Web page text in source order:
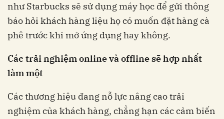
như Starbucks sẽ sử dụng máy học để gửi thông
báo hỏi khách hàng liệu họ có muốn đặt hàng cà
phê trước khi mở ứng dụng hay không.
Các trải nghiệm online và offline sẽ hợp nhất
làm một
Các thương hiệu đang nỗ lực nâng cao trải
nghiệm của khách hàng, chẳng hạn các cảm biến